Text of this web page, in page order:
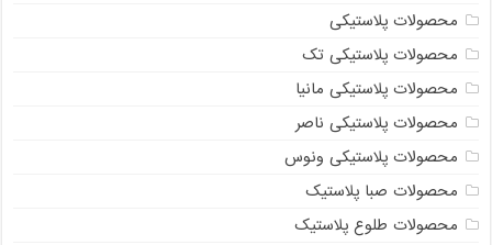
محصولات پلاستیکی
محصولات پلاستیکی تک
محصولات پلاستیکی مانیا
محصولات پلاستیکی ناصر
محصولات پلاستیکی ونوس
محصولات صبا پلاستیک
محصولات طلوع پلاستیک